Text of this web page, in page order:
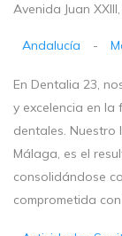
Avenida Juan
Andalucía -
En Dentalia 23,
y excelencia en la
dentales.
Málaga, es el
consolidándose
comprometida